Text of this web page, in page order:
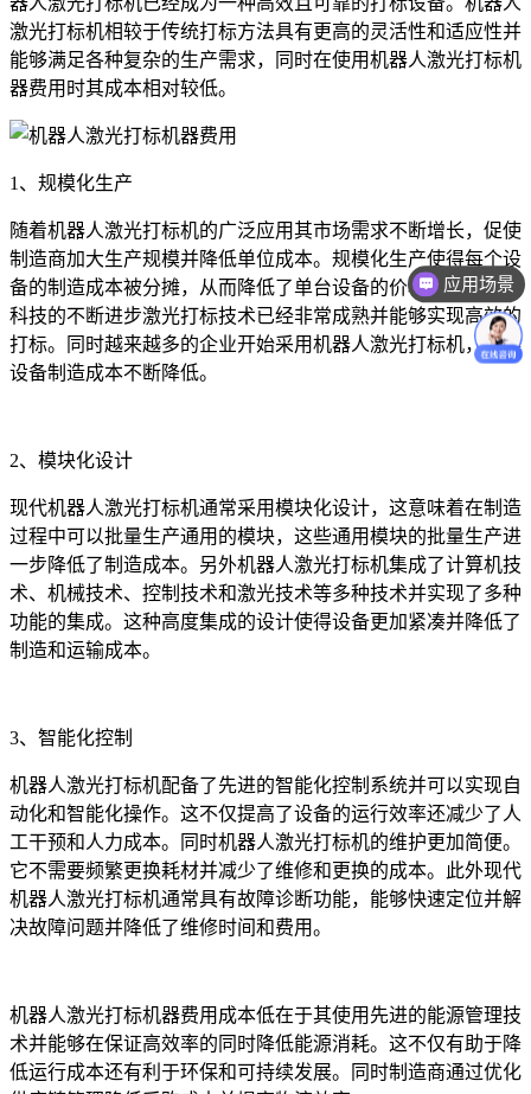
激光打标机相较于传统打标方法具有更高的灵活性和适应性并
能够满足各种复杂的生产需求，同时在使用机器人激光打标机
器费用时其成本相对较低。
1、规模化生产
随着机器人激光打标机的广泛应用其市场需求不断增长，促使
制造商加大生产规模并降低单位成本。规模化生产使得每个设
备的制造成本被分摊，从而降低了单台设备的价格。同时随着
科技的不断进步激光打标技术已经非常成熟并能够实现高效的
打标。同时越来越多的企业开始采用机器人激光打标机，使得
设备制造成本不断降低。
2、模块化设计
现代机器人激光打标机通常采用模块化设计，这意味着在制造
过程中可以批量生产通用的模块，这些通用模块的批量生产进
一步降低了制造成本。另外机器人激光打标机集成了计算机技
术、机械技术、控制技术和激光技术等多种技术并实现了多种
功能的集成。这种高度集成的设计使得设备更加紧凑并降低了
制造和运输成本。
3、智能化控制
机器人激光打标机配备了先进的智能化控制系统并可以实现自
动化和智能化操作。这不仅提高了设备的运行效率还减少了人
工干预和人力成本。同时机器人激光打标机的维护更加简便。
它不需要频繁更换耗材并减少了维修和更换的成本。此外现代
机器人激光打标机通常具有故障诊断功能，能够快速定位并解
决故障问题并降低了维修时间和费用。
机器人激光打标机器费用成本低在于其使用先进的能源管理技
术并能够在保证高效率的同时降低能源消耗。这不仅有助于降
低运行成本还有利于环保和可持续发展。同时制造商通过优化
应用场景